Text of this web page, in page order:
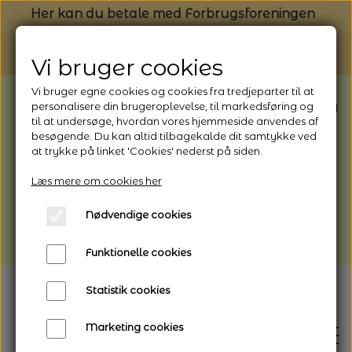
Her kan du betale med Forbrugsforeningen
BEMÆRK: Butikken har ferielukket* fra
1/8 - 9/8 - 2026
*Webshoppen er åben og sender hele
afhentning
Vi gør opmærksom på, at der kan være lidt
længere leveringstid
Vi bruger cookies
Vi bruger egne cookies og cookies fra tredjeparter til at
personalisere din brugeroplevelse, til markedsføring og
til at undersøge, hvordan vores hjemmeside anvendes af
besøgende. Du kan altid tilbagekalde dit samtykke ved
at trykke på linket 'Cookies' nederst på siden.
Læs mere om cookies her
Nødvendige cookies
Funktionelle cookies
Statistik cookies
Marketing cookies